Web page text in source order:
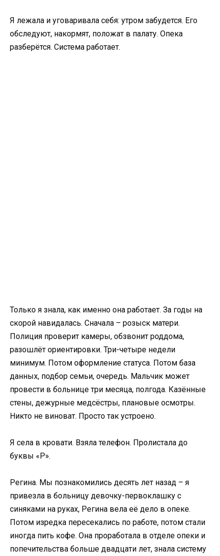
Я лежала и уговаривала себя: утром забудется. Его
обследуют, накормят, положат в палату. Опека
разберётся. Система работает.
Только я знала, как именно она работает. За годы на
скорой навидалась. Сначала – розыск матери.
Полиция проверит камеры, обзвонит роддома,
разошлёт ориентировки. Три-четыре недели
минимум. Потом оформление статуса. Потом база
данных, подбор семьи, очередь. Мальчик может
провести в больнице три месяца, полгода. Казённые
стены, дежурные медсёстры, плановые осмотры.
Никто не виноват. Просто так устроено.
Я села в кровати. Взяла телефон. Пролистала до
буквы «Р».
Регина. Мы познакомились десять лет назад – я
привезла в больницу девочку-первоклашку с
синяками на руках, Регина вела её дело в опеке.
Потом изредка пересекались по работе, потом стали
иногда пить кофе. Она проработала в отделе опеки и
попечительства больше двадцати лет, знала систему